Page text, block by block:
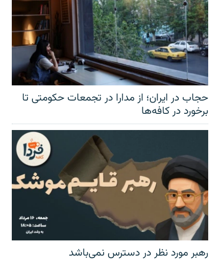
حجاب در ایران؛ از مدارا در تجمعات حکومتی تا
برخورد در کافه‌ها
رهبر مورد نظر در دسترس نمی‌باشد